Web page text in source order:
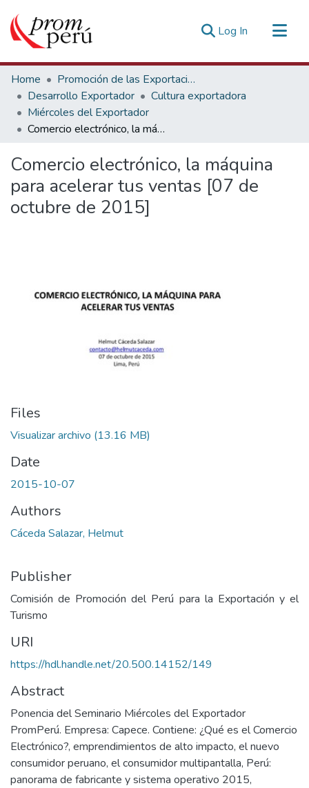
Log In (current)
Communities & Collections
All of DSpace
Statistics
Estadísticas Externas
Home
Promoción de las Exportaciones
Desarrollo Exportador
Cultura exportadora
Miércoles del Exportador
Comercio electrónico, la máquina para acelerar tus ventas [07 de octubre de 2015]
Comercio electrónico, la máquina
para acelerar tus ventas [07 de
octubre de 2015]
Files
Visualizar archivo (13.16 MB)
Date
2015-10-07
Authors
Cáceda Salazar, Helmut
Publisher
Comisión de Promoción del Perú para la Exportación y el
Turismo
URI
https://hdl.handle.net/20.500.14152/149
Abstract
Ponencia del Seminario Miércoles del Exportador
PromPerú. Empresa: Capece. Contiene: ¿Qué es el Comercio
Electrónico?, emprendimientos de alto impacto, el nuevo
consumidor peruano, el consumidor multipantalla, Perú:
panorama de fabricante y sistema operativo 2015,